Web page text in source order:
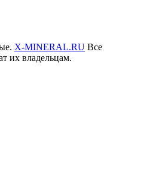
X-MINERAL.RU Все
их владельцам.